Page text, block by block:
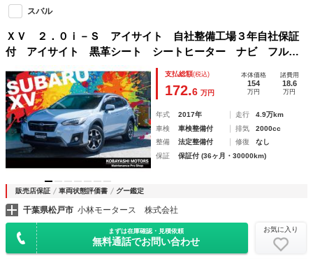
スバル
ＸＶ ２．０ｉ－Ｓ アイサイト 自社整備工場３年自社保証
付 アイサイト 黒革シート シートヒーター ナビ フルセ
グＴＶ バックカメラ ＥＴＣ クルーズコントロール 純正
アルミホイール バッテリー新品交換 車内クリーニング済
支払総額(税込)
172.6 万円
本体価格
154
万円
諸費用
18.6
万円
年式 2017年 走行
4.9万km
車検
車検整備付 排気
2000cc
整備
法定整備付 修復
なし
保証
保証付 (36ヶ月・30000km)
販売店保証 車両状態評価書 グー鑑定
千葉県松戸市 小林モータース 株式会社
まずは在庫確認・見積依頼
無料通話でお問い合わせ
お気に入り